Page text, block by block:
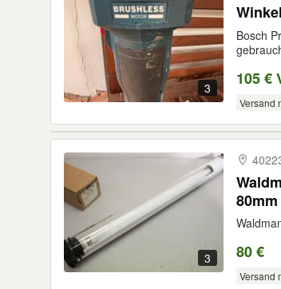
3
Bosch
105 €
Versand
3
80mm
80 €
Versand